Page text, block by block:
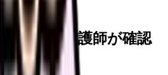
票を、看護師が確認
ます